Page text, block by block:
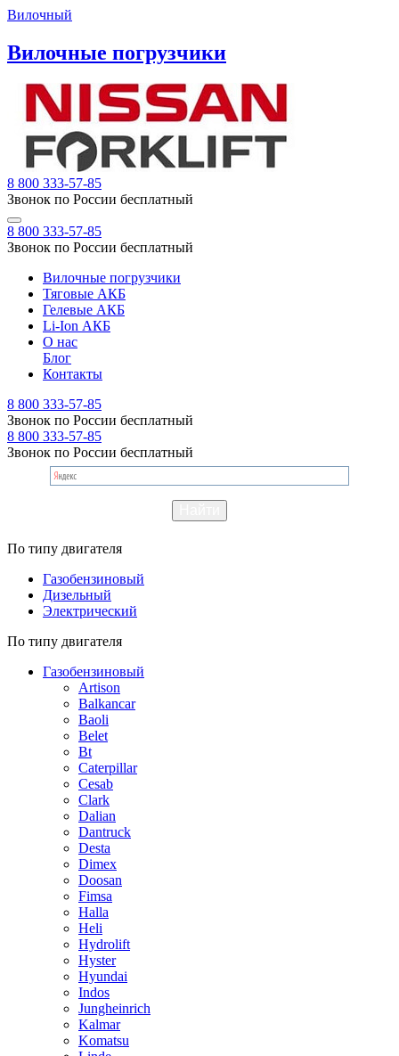
Вилочный
Вилочные погрузчики
8 800 333-57-85
Звонок по России бесплатный
8 800 333-57-85
Звонок по России бесплатный
Вилочные погрузчики
Тяговые АКБ
Гелевые АКБ
Li-Ion АКБ
О нас
Блог
Контакты
8 800 333-57-85
Звонок по России бесплатный
8 800 333-57-85
Звонок по России бесплатный
По типу двигателя
Газобензиновый
Дизельный
Электрический
По типу двигателя
Газобензиновый
Artison
Balkancar
Baoli
Belet
Bt
Caterpillar
Cesab
Clark
Dalian
Dantruck
Desta
Dimex
Doosan
Fimsa
Halla
Heli
Hydrolift
Hyster
Hyundai
Indos
Jungheinrich
Kalmar
Komatsu